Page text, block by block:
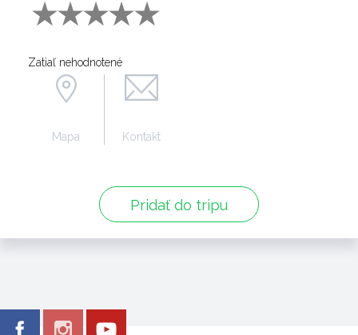
Zatiaľ nehodnotené
Pridať do tripu
Mapa Kontakt